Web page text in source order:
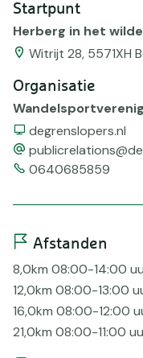
Startpunt
Herberg in het
Witrijt 28, 5571XH
Organisatie
Website
degrenslopers.nl
email
Telefoonnummer
0640685859
Afstanden
8,0km 08:00-14:00
12,0km 08:00-13:00
16,0km 08:00-12:00
21,0km 08:00-11:00